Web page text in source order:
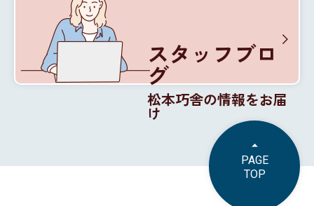
スタッフブロ
グ
松本巧舎の情報をお届
け
PAGE
TOP